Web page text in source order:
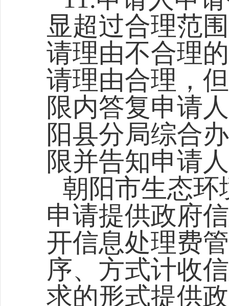
显超过合理范
请理由不合理
请理由合理，
限内答复申请
阳县分局综合
限并告知申请
朝阳市生态环
申请提供政府
开信息处理费
序、方式计收
求的形式提供